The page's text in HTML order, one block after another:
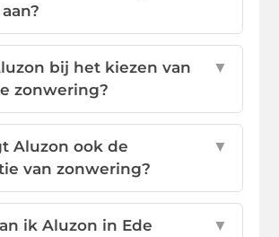
bij het kiezen van
zonwering?
▼
Aluzon ook de
van zonwering?
▼
ik Aluzon in Ede
▼